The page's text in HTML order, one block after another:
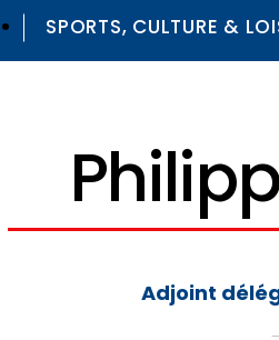
SPORTS, CULTURE &
Adjoint